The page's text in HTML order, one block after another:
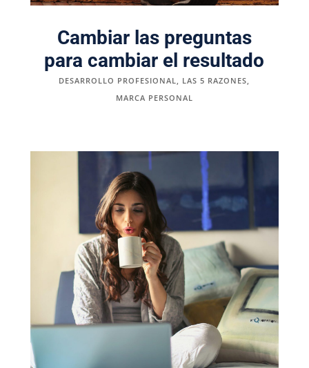
Cambiar las preguntas
para cambiar el resultado
DESARROLLO PROFESIONAL LAS 5 RAZONES
MARCA PERSONAL